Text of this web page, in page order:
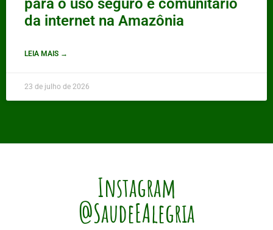
para o uso seguro e comunitário
da internet na Amazônia
LEIA MAIS →
23 de julho de 2026
Instagram
@SaudeEAlegria